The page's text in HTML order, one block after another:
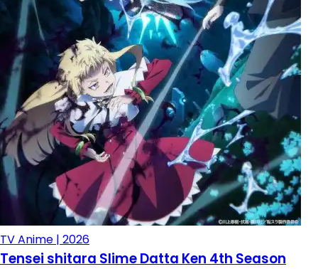
TV Anime | 2026
Tensei shitara Slime Datta Ken 4th Season